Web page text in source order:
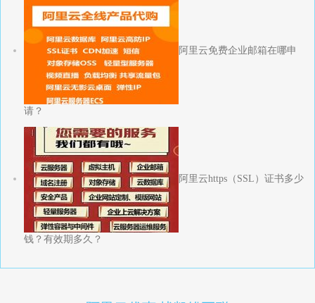
阿里云免费企业邮箱在哪申
请？
阿里云https（SSL）证书多少
钱？有效期多久？